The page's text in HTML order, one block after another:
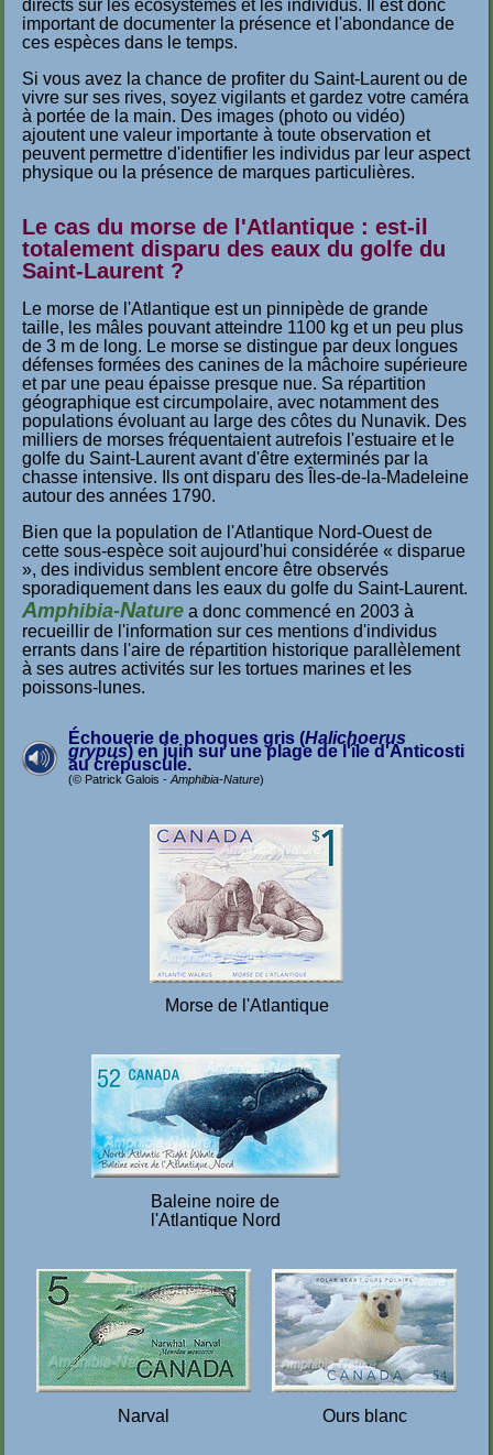
directs sur les écosystèmes et les individus. Il est donc
important de documenter la présence et l'abondance de
ces espèces dans le temps.
Si vous avez la chance de profiter du Saint-Laurent ou de
vivre sur ses rives, soyez vigilants et gardez votre caméra
à portée de la main. Des images (photo ou vidéo)
ajoutent une valeur importante à toute observation et
peuvent permettre d'identifier les individus par leur aspect
physique ou la présence de marques particulières.
Le cas du morse de l'Atlantique : est-il
totalement disparu des eaux du golfe du
Saint-Laurent ?
Le morse de l'Atlantique est un pinnipède de grande
taille, les mâles pouvant atteindre 1100 kg et un peu plus
de 3 m de long. Le morse se distingue par deux longues
défenses formées des canines de la mâchoire supérieure
et par une peau épaisse presque nue. Sa répartition
géographique est circumpolaire, avec notamment des
populations évoluant au large des côtes du Nunavik. Des
milliers de morses fréquentaient autrefois l'estuaire et le
golfe du Saint-Laurent avant d'être exterminés par la
chasse intensive. Ils ont disparu des Îles-de-la-Madeleine
autour des années 1790.
Bien que la population de l'Atlantique Nord-Ouest de
cette sous-espèce soit aujourd'hui considérée « disparue
», des individus semblent encore être observés
sporadiquement dans les eaux du golfe du Saint-Laurent.
Amphibia-Nature a donc commencé en 2003 à
recueillir de l'information sur ces mentions d'individus
errants dans l'aire de répartition historique parallèlement
à ses autres activités sur les tortues marines et les
poissons-lunes.
Échouerie de phoques gris (Halichoerus
grypus) en juin sur une plage de l'île d'Anticosti
au crépuscule.
(© Patrick Galois - Amphibia-Nature)
Morse de l'Atlantique
Baleine noire de
l'Atlantique Nord
Narval Ours blanc